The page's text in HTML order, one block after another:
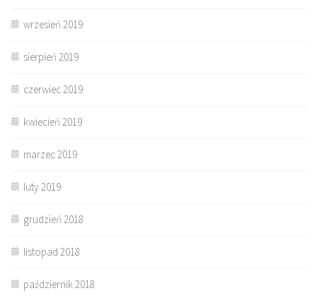
wrzesień 2019
sierpień 2019
czerwiec 2019
kwiecień 2019
marzec 2019
luty 2019
grudzień 2018
listopad 2018
październik 2018